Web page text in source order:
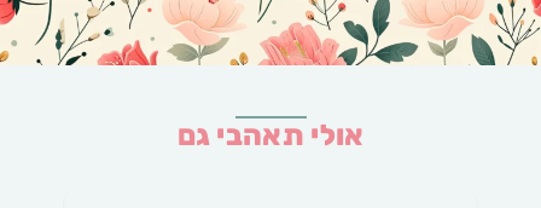
אולי תאהבי גם